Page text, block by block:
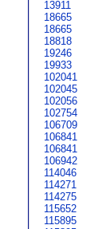
13911
18665
18665
18818
19246
19933
102041
102045
102056
102754
106709
106841
106841
106942
114046
114271
114275
115652
115895